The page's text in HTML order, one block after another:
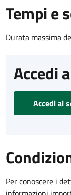
Tempi e
Durata massima
Accedi
Accedi al
Per conoscere i